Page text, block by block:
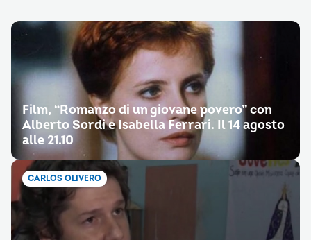
Film, “Romanzo di un giovane povero” con
Alberto Sordi e Isabella Ferrari. Il 14 agosto
alle 21.10
CARLOS OLIVERO